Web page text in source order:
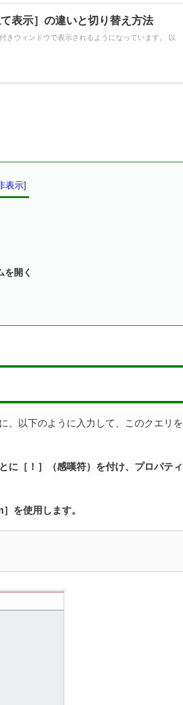
表示］の違いと切り替え方法
きウィンドウで表示されるようになっています。 以
表示]
を開く
、以下のように入力して、このクエリを
に［！］（感嘆符）を付け、プロパティ
を使用します。